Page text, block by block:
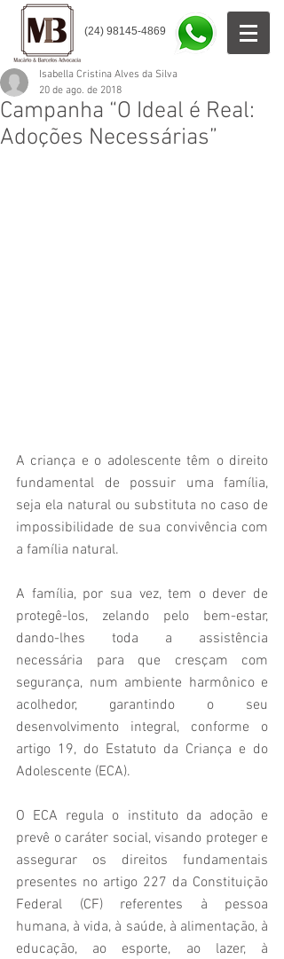
(24) 98145-4869
Campanha “O Ideal é Real:
Adoções Necessárias”
Isabella Cristina Alves da Silva
20 de ago. de 2018
A criança e o adolescente têm o direito
fundamental de possuir uma família,
seja ela natural ou substituta no caso de
impossibilidade de sua convivência com
a família natural.
A família, por sua vez, tem o dever de
protegê-los, zelando pelo bem-estar,
dando-lhes toda a assistência
necessária para que cresçam com
segurança, num ambiente harmônico e
acolhedor, garantindo o seu
desenvolvimento integral, conforme o
artigo 19, do Estatuto da Criança e do
Adolescente (ECA).
O ECA regula o instituto da adoção e
prevê o caráter social, visando proteger e
assegurar os direitos fundamentais
presentes no artigo 227 da Constituição
Federal (CF) referentes à pessoa
humana, à vida, à saúde, à alimentação, à
educação, ao esporte, ao lazer, à